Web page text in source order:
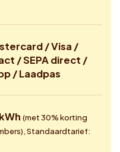
/ Visa /
/ SEPA direct /
/ Laadpas
(met 30% korting
Standaardtarief: